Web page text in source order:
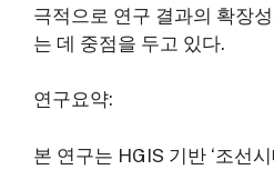
극적으로 연구 결과의 확장
는 데 중점을 두고 있다.
연구요약:
본 연구는 HGIS 기반 ‘조선